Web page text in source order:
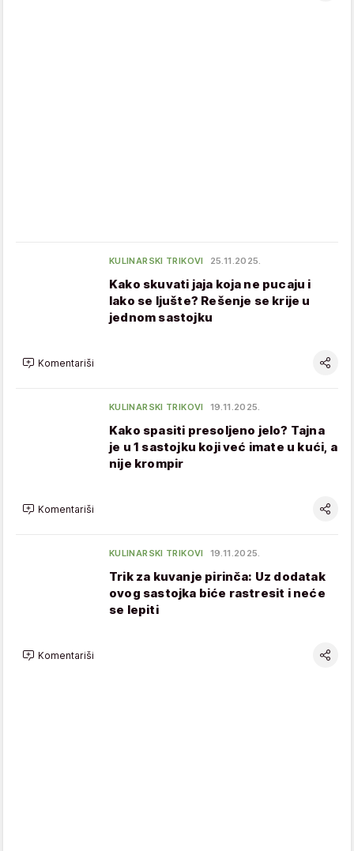
KULINARSKI TRIKOVI 25.11.2025.
Kako skuvati jaja koja ne pucaju i
lako se ljušte? Rešenje se krije u
jednom sastojku
Komentariši
KULINARSKI TRIKOVI 19.11.2025.
Kako spasiti presoljeno jelo? Tajna
je u 1 sastojku koji već imate u kući, a
nije krompir
Komentariši
KULINARSKI TRIKOVI 19.11.2025.
Trik za kuvanje pirinča: Uz dodatak
ovog sastojka biće rastresit i neće
se lepiti
Komentariši